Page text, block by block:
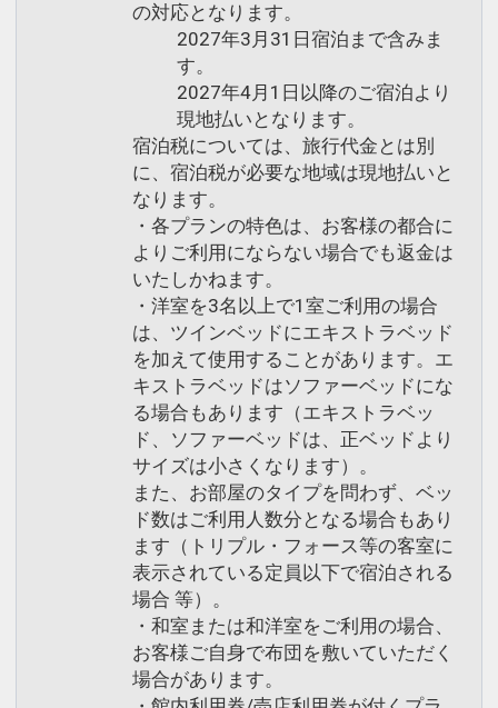
の対応となります。
2027年3月31日宿泊まで含みま
す。
2027年4月1日以降のご宿泊より
現地払いとなります。
宿泊税については、旅行代金とは別
に、宿泊税が必要な地域は現地払いと
なります。
・各プランの特色は、お客様の都合に
よりご利用にならない場合でも返金は
いたしかねます。
・洋室を3名以上で1室ご利用の場合
は、ツインベッドにエキストラベッド
を加えて使用することがあります。エ
キストラベッドはソファーベッドにな
る場合もあります（エキストラベッ
ド、ソファーベッドは、正ベッドより
サイズは小さくなります）。
また、お部屋のタイプを問わず、ベッ
ド数はご利用人数分となる場合もあり
ます（トリプル・フォース等の客室に
表示されている定員以下で宿泊される
場合 等）。
・和室または和洋室をご利用の場合、
お客様ご自身で布団を敷いていただく
場合があります。